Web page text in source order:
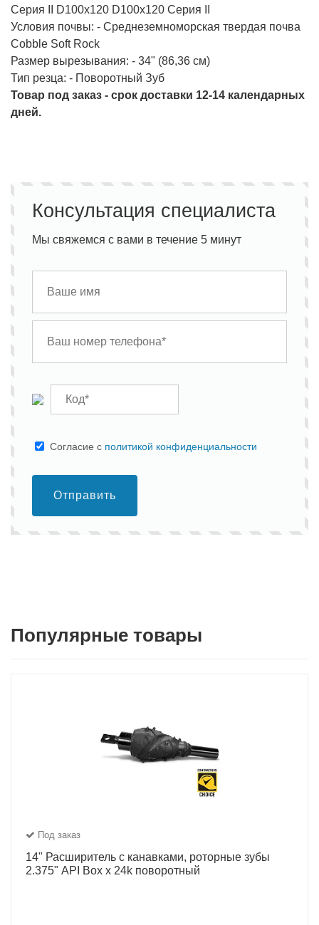
Серия II D100x120 D100x120 Серия II
Условия почвы: - Среднеземноморская твердая почва
Cobble Soft Rock
Размер вырезывания: - 34" (86,36 см)
Тип резца: - Поворотный Зуб
Товар под заказ - срок доставки 12-14 календарных
дней.
Консультация специалиста
Мы свяжемся с вами в течение 5 минут
Cогласие с политикой конфиденциальности
Отправить
Популярные товары
Под заказ
14" Расширитель с канавками, роторные зубы
2.375" API Box x 24k поворотный